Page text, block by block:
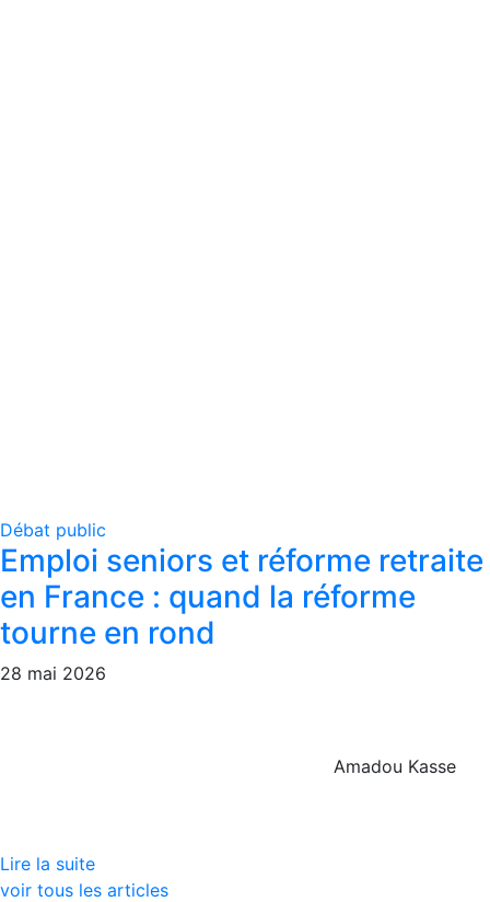
Débat public
Emploi seniors et réforme retraite
en France : quand la réforme
tourne en rond
28 mai 2026
Amadou Kasse
Lire la suite
voir tous les articles